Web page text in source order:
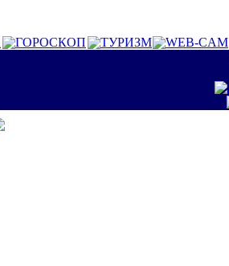
ГОРОСКОП ТУРИЗМ WEB-CAM